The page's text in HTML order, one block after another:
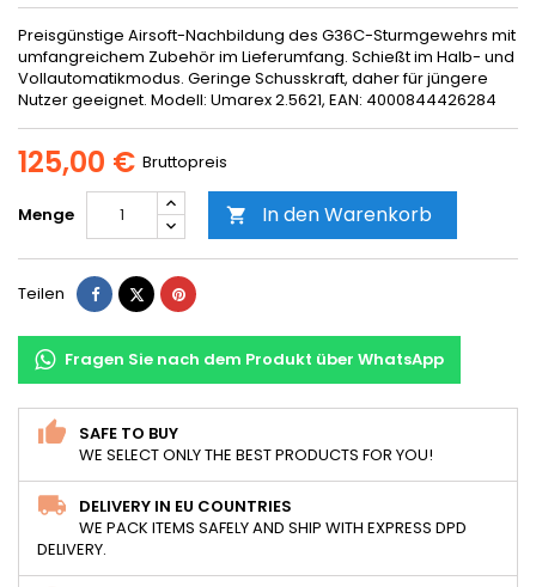
Preisgünstige Airsoft-Nachbildung des G36C-Sturmgewehrs mit
umfangreichem Zubehör im Lieferumfang. Schießt im Halb- und
Vollautomatikmodus. Geringe Schusskraft, daher für jüngere
Nutzer geeignet. Modell: Umarex 2.5621, EAN: 4000844426284
125,00 € Bruttopreis
Menge  In den Warenkorb
Teilen TeilenTweetPinterest
Fragen Sie nach dem Produkt über WhatsApp
SAFE TO BUY
WE SELECT ONLY THE BEST PRODUCTS FOR YOU!
DELIVERY IN EU COUNTRIES
WE PACK ITEMS SAFELY AND SHIP WITH EXPRESS DPD
DELIVERY.